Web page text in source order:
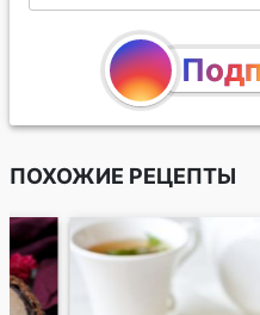
ПОХОЖИЕ РЕЦЕПТЫ